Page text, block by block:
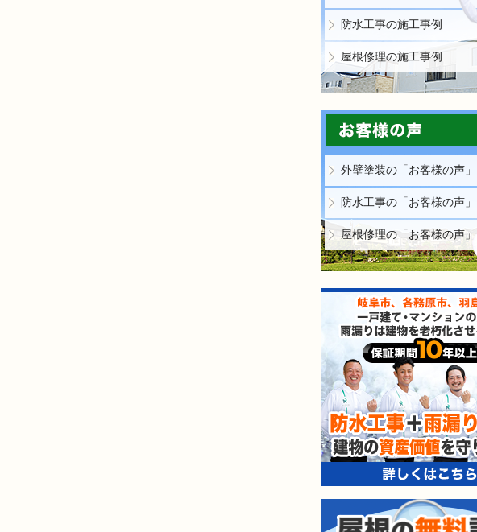
防水工事の施工事例
屋根修理の施工事例
外壁塗装の「お客様の声」
防水工事の「お客様の声」
屋根修理の「お客様の声」